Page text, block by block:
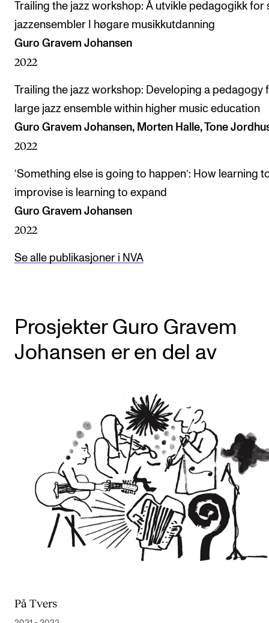
Trailing the jazz workshop: Å utvikle pedagogikk for
jazzensembler I høgare musikkutdanning
Guro Gravem Johansen
2022
Trailing the jazz workshop: Developing a pedagogy
large jazz ensemble within higher music education
Guro Gravem Johansen, Morten Halle, Tone
2022
‘Something else is going to happen’: How learning
improvise is learning to expand
Guro Gravem Johansen
2022
Se alle publikasjoner i NVA
Prosjekter Guro Gravem
Johansen er en del av
På Tvers